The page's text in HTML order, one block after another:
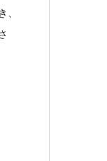
、